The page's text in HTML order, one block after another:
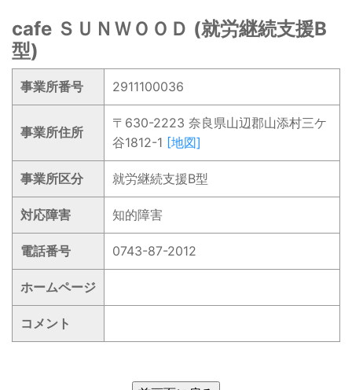
cafe ＳＵＮＷＯＯＤ (就労継続支援B
型)
事業所番号 2911100036
事業所住所
〒630-2223 奈良県山辺郡山添村三ケ
谷1812-1 [地図]
事業所区分 就労継続支援B型
対応障害 知的障害
電話番号 0743-87-2012
ホームページ
コメント